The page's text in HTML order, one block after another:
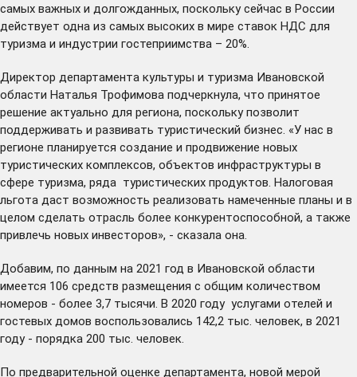
самых важных и долгожданных, поскольку сейчас в России
действует одна из самых высоких в мире ставок НДС для
туризма и индустрии гостеприимства – 20%.
Директор департамента культуры и туризма Ивановской
области Наталья Трофимова подчеркнула, что принятое
решение актуально для региона, поскольку позволит
поддерживать и развивать туристический бизнес. «У нас в
регионе планируется создание и продвижение новых
туристических комплексов, объектов инфраструктуры в
сфере туризма, ряда туристических продуктов. Налоговая
льгота даст возможность реализовать намеченные планы и в
целом сделать отрасль более конкурентоспособной, а также
привлечь новых инвесторов», - сказала она.
Добавим, по данным на 2021 год в Ивановской области
имеется 106 средств размещения с общим количеством
номеров - более 3,7 тысячи. В 2020 году услугами отелей и
гостевых домов воспользовались 142,2 тыс. человек, в 2021
году - порядка 200 тыс. человек.
По предварительной оценке департамента, новой мерой